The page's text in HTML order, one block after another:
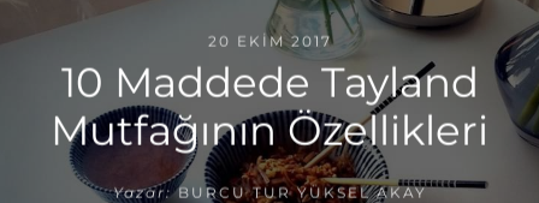
20 EKIM 2017
10 Maddede Tayland
Mutfağının Özellikleri
Yazar: BURCU TUR YÜKSEL AKAY